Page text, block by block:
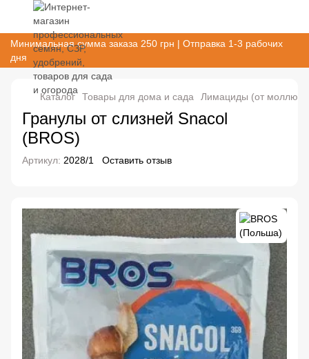
Минимальная сумма заказа 250 грн | Отправка 1-3 рабочих
дня
Каталог Товары для дома и сада Лимациды (от
Гранулы от слизней Snacol
(BROS)
Артикул: 2028/1 Оставить отзыв